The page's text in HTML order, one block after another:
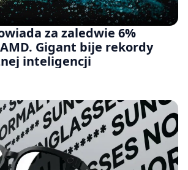
za zaledwie 6%
Gigant bije rekordy
inteligencji